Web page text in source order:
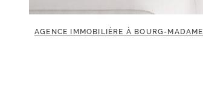
AGENCE IMMOBILIÈRE À BOURG-MADAME